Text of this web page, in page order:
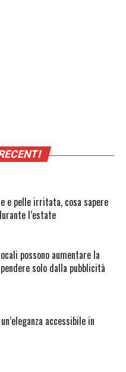
e pelle irritata, cosa sapere
l’estate
possono aumentare la
solo dalla pubblicità
accessibile in